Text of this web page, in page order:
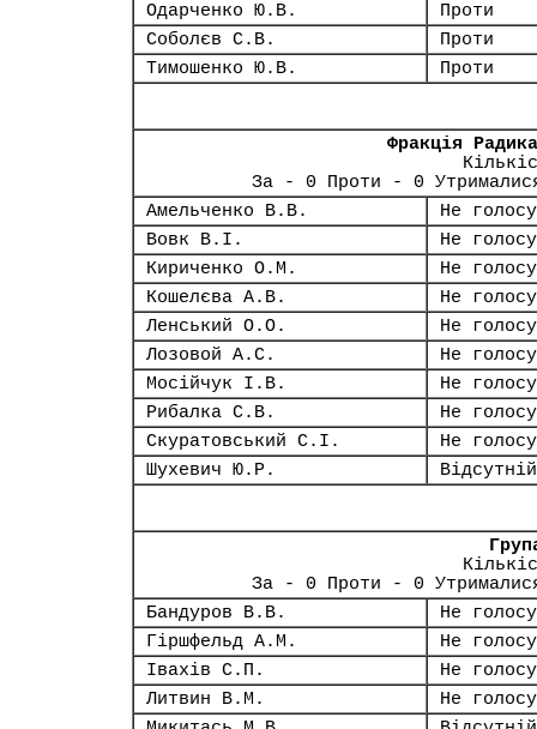
Одарченко Ю.В.
Проти
Соболєв С.В.
Проти
Тимошенко Ю.В.
Проти
Фракція
За - 0 Проти - 0
Амельченко В.В.
Не
Вовк В.І.
Не
Кириченко О.М.
Не
Кошелєва А.В.
Не
Ленський О.О.
Не
Лозовой А.С.
Не
Мосійчук І.В.
Не
Рибалка С.В.
Не
Скуратовський С.І.
Не
Шухевич Ю.Р.
Відсутній
За - 0 Проти - 0
Бандуров В.В.
Не
Гіршфельд А.М.
Не
Івахів С.П.
Не
Литвин В.М.
Не